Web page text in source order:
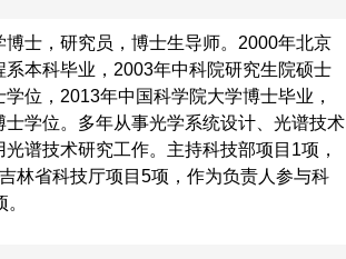
士，研究员，博士生导师。 2000年北京
本科毕业， 2003年中科院研究生院硕士
位， 2013年中国科学院大学博士毕业，
士学位。多年从事光学系统设计、光谱技术
光谱技术研究工作。主持科技部项目 1项，
林省科技厅项目 5项，作为负责人参与科